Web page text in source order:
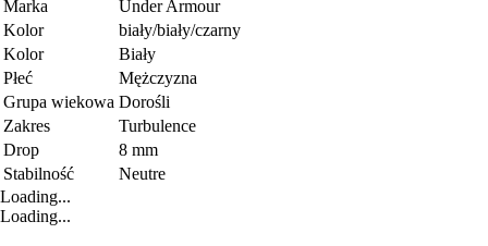
Marka
Under Armour
Kolor
biały/biały/czarny
Kolor
Biały
Płeć
Mężczyzna
Grupa wiekowa Dorośli
Zakres
Turbulence
Drop
8 mm
Stabilność
Neutre
Loading...
Loading...